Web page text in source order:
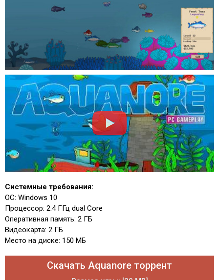
Системные требования:
ОС: Windows 10
Процессор: 2.4 ГГц dual Core
Оперативная память: 2 ГБ
Видеокарта: 2 ГБ
Место на диске: 150 МБ
Скачать Aquanore торрент